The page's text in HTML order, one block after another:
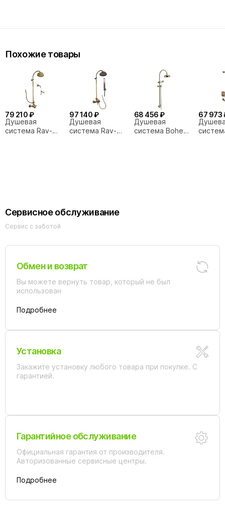
Похожие товары
79 210 ₽
Душевая
система Rav-
97 140 ₽
Душевая
система Rav-
68 456 ₽
Душевая
система Boheme
67 973
Сервисное обслуживание
Сервис с заботой
Обмен и возврат
Вы можете вернуть товар, который не был
использован
Подробнее
Установка
Закажите установку любого товара при покупке. С
гарантией.
Гарантийное обслуживание
Официальная гарантия от производителя.
Авторизованные сервисные центры.
Подробнее